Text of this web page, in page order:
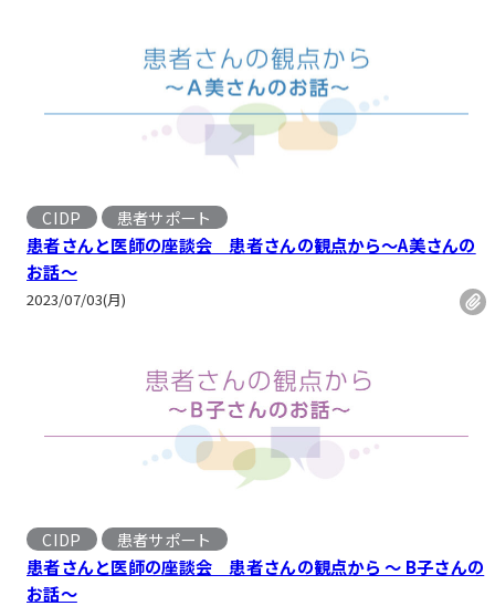
CIDP 患者サポート
患者さんと医師の座談会 患者さんの観点から～A美さんの
お話～
2023/07/03(月)
CIDP 患者サポート
患者さんと医師の座談会 患者さんの観点から 〜 B子さんの
お話〜